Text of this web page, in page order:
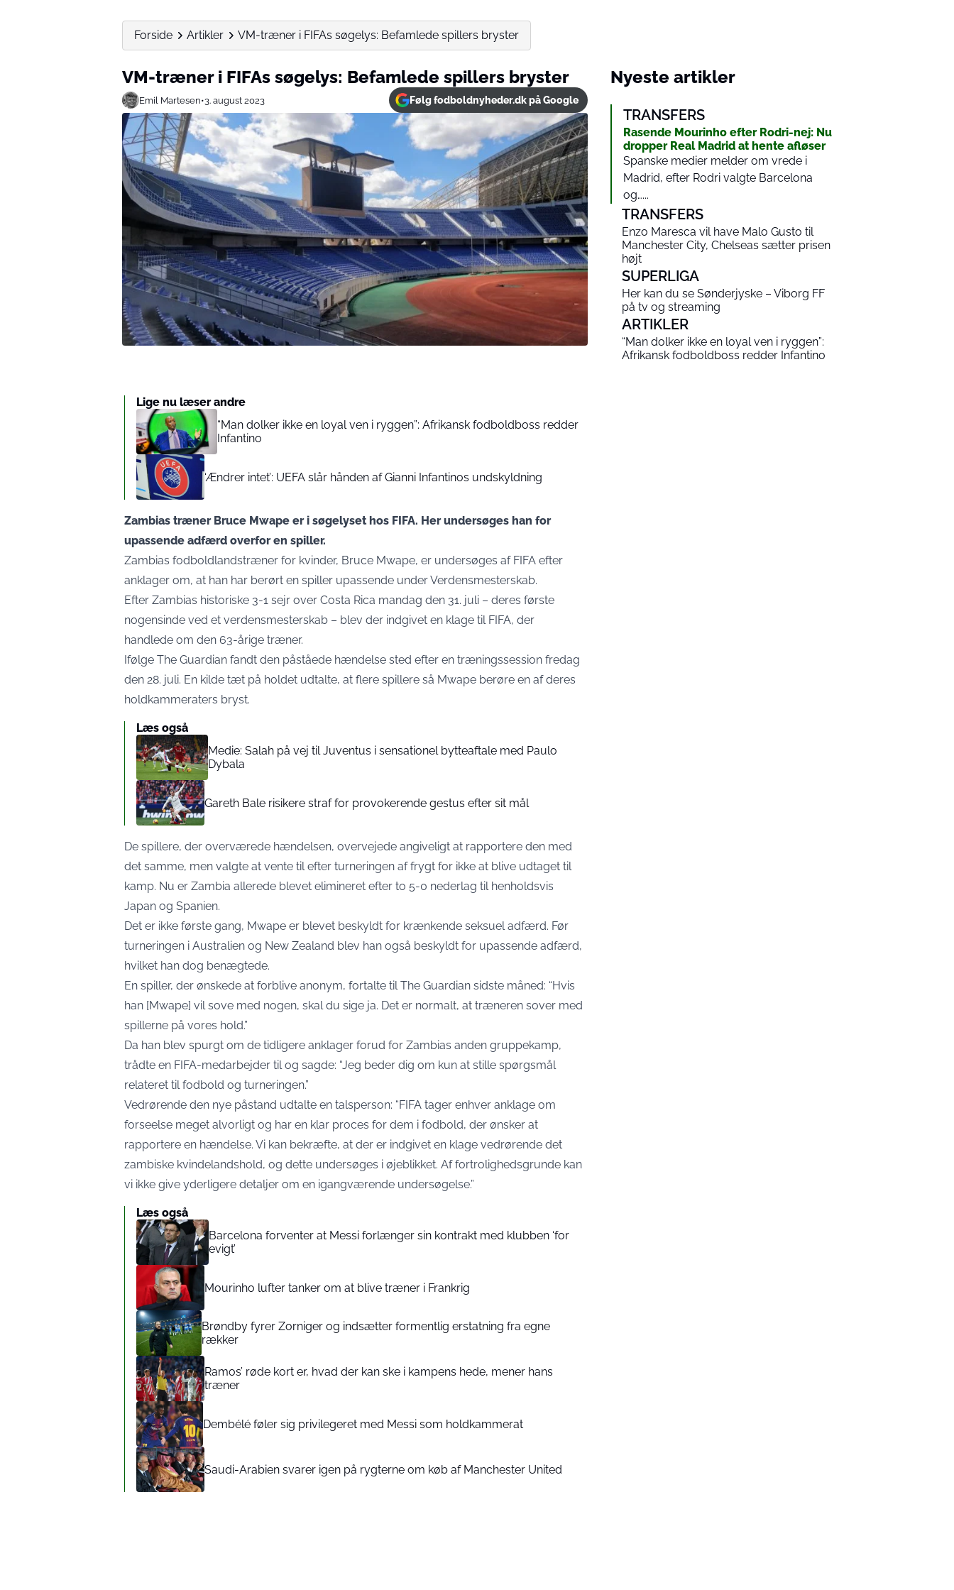
Forside Artikler VM-træner i FIFAs søgelys: Befamlede spillers bryster
VM-træner i FIFAs søgelys: Befamlede spillers bryster
Emil Martesen•3. august 2023 Følg fodboldnyheder.dk på Google
Lige nu læser andre
“Man dolker ikke en loyal ven i ryggen”: Afrikansk fodboldboss redder
Infantino
‘Ændrer intet’: UEFA slår hånden af Gianni Infantinos undskyldning
Zambias træner Bruce Mwape er i søgelyset hos FIFA. Her undersøges han for
upassende adfærd overfor en spiller.
Zambias fodboldlandstræner for kvinder, Bruce Mwape, er undersøges af FIFA efter
anklager om, at han har berørt en spiller upassende under Verdensmesterskab.
Efter Zambias historiske 3-1 sejr over Costa Rica mandag den 31. juli – deres første
nogensinde ved et verdensmesterskab – blev der indgivet en klage til FIFA, der
handlede om den 63-årige træner.
Ifølge The Guardian fandt den påståede hændelse sted efter en træningssession fredag
den 28. juli. En kilde tæt på holdet udtalte, at flere spillere så Mwape berøre en af deres
holdkammeraters bryst.
Læs også
Medie: Salah på vej til Juventus i sensationel bytteaftale med Paulo
Dybala
Gareth Bale risikere straf for provokerende gestus efter sit mål
De spillere, der overværede hændelsen, overvejede angiveligt at rapportere den med
det samme, men valgte at vente til efter turneringen af frygt for ikke at blive udtaget til
kamp. Nu er Zambia allerede blevet elimineret efter to 5-0 nederlag til henholdsvis
Japan og Spanien.
Det er ikke første gang, Mwape er blevet beskyldt for krænkende seksuel adfærd. Før
turneringen i Australien og New Zealand blev han også beskyldt for upassende adfærd,
hvilket han dog benægtede.
En spiller, der ønskede at forblive anonym, fortalte til The Guardian sidste måned: “Hvis
han [Mwape] vil sove med nogen, skal du sige ja. Det er normalt, at træneren sover med
spillerne på vores hold.”
Da han blev spurgt om de tidligere anklager forud for Zambias anden gruppekamp,
trådte en FIFA-medarbejder til og sagde: “Jeg beder dig om kun at stille spørgsmål
relateret til fodbold og turneringen.”
Vedrørende den nye påstand udtalte en talsperson: “FIFA tager enhver anklage om
forseelse meget alvorligt og har en klar proces for dem i fodbold, der ønsker at
rapportere en hændelse. Vi kan bekræfte, at der er indgivet en klage vedrørende det
zambiske kvindelandshold, og dette undersøges i øjeblikket. Af fortrolighedsgrunde kan
vi ikke give yderligere detaljer om en igangværende undersøgelse.”
Læs også
Barcelona forventer at Messi forlænger sin kontrakt med klubben ‘for
evigt’
Mourinho lufter tanker om at blive træner i Frankrig
Brøndby fyrer Zorniger og indsætter formentlig erstatning fra egne
rækker
Ramos’ røde kort er, hvad der kan ske i kampens hede, mener hans
træner
Dembélé føler sig privilegeret med Messi som holdkammerat
Saudi-Arabien svarer igen på rygterne om køb af Manchester United
Nyeste artikler
TRANSFERS
Rasende Mourinho efter Rodri-nej: Nu
dropper Real Madrid at hente afløser
Spanske medier melder om vrede i
Madrid, efter Rodri valgte Barcelona
og…...
TRANSFERS
Enzo Maresca vil have Malo Gusto til
Manchester City, Chelseas sætter prisen
højt
SUPERLIGA
Her kan du se Sønderjyske – Viborg FF
på tv og streaming
ARTIKLER
“Man dolker ikke en loyal ven i ryggen”:
Afrikansk fodboldboss redder Infantino